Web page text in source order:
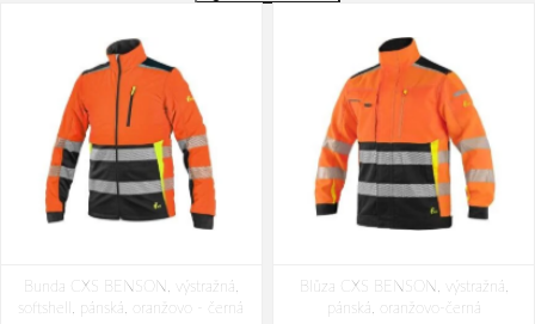
Bunda CXS BENSON, výstražná,
softshell, pánská, oranžovo - černá
Blůza CXS BENSON, výstražná,
pánská, oranžovo-černá